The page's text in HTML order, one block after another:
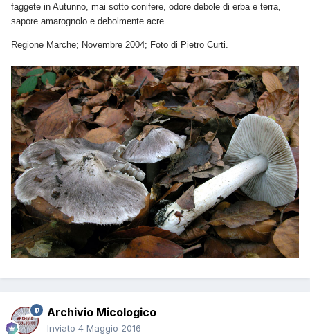
faggete in Autunno, mai sotto conifere, odore debole di erba e terra,
sapore amarognolo e debolmente acre.
Regione Marche; Novembre 2004; Foto di Pietro Curti.
Archivio Micologico
Inviato 4 Maggio 2016